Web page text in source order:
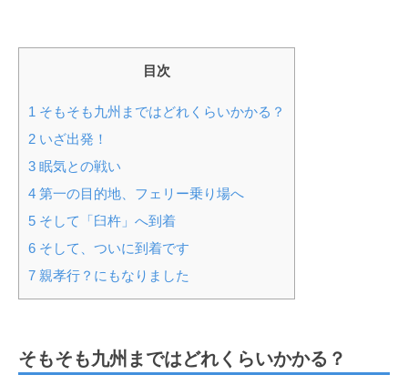
目次
1 そもそも九州まではどれくらいかかる？
2 いざ出発！
3 眠気との戦い
4 第一の目的地、フェリー乗り場へ
5 そして「臼杵」へ到着
6 そして、ついに到着です
7 親孝行？にもなりました
そもそも九州まではどれくらいかかる？